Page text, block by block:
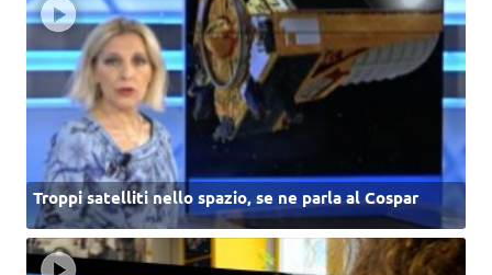
Troppi satelliti nello spazio, se ne parla al Cospar